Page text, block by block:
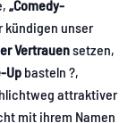
„Comedy-
kündigen unser
Vertrauensetzen,
Up basteln ?,
attraktiver
mit ihrem Namen